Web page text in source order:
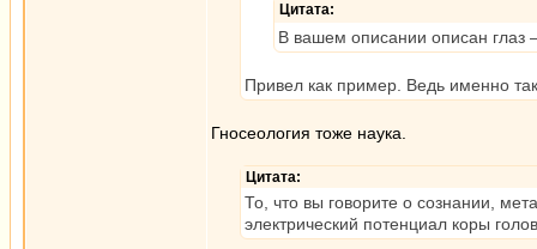
Цитата:
В вашем описании описан глаз
Привел как пример. Ведь именно
Гносеология тоже наука.
Цитата:
То, что вы говорите о сознании,
электрический потенциал коры